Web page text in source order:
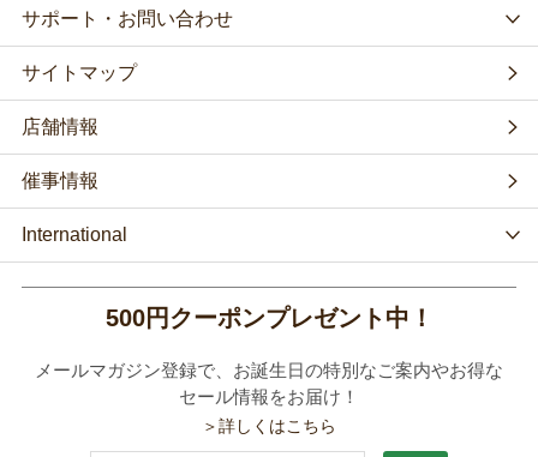
サポート・お問い合わせ
サイトマップ
店舗情報
催事情報
International
500円クーポンプレゼント中！
メールマガジン登録で、お誕生日の特別なご案内やお得な
セール情報をお届け！
＞詳しくはこちら